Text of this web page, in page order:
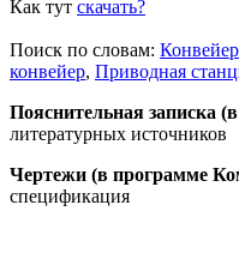
Как тут скачать?
Поиск по словам: Конвейер
конвейер, Приводная
Пояснительная записка
литературных источников
Чертежи (в программе
спецификация